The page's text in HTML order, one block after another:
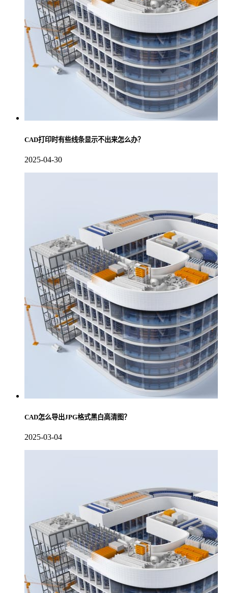
CAD打印时有些线条显示不出来怎么办？
2025-04-30
CAD怎么导出JPG格式黑白高清图？
2025-03-04